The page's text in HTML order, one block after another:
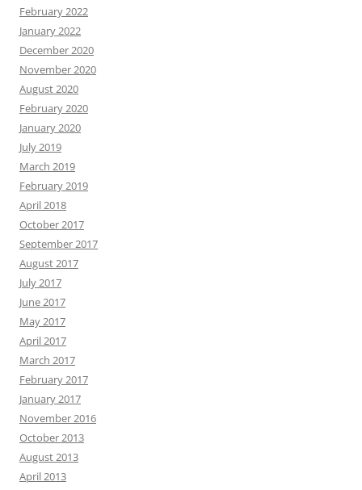
February 2022
January 2022
December 2020
November 2020
August 2020
February 2020
January 2020
July 2019
March 2019
February 2019
April 2018
October 2017
September 2017
August 2017
July 2017
June 2017
May 2017
April 2017
March 2017
February 2017
January 2017
November 2016
October 2013
August 2013
April 2013